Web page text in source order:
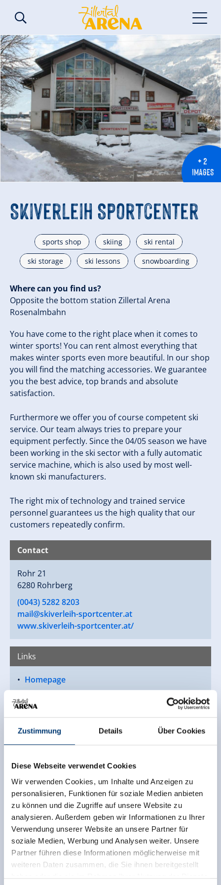
Zustimmung Details Über Cookies
Diese Webseite verwendet Cookies
Wir verwenden Cookies, um Inhalte und Anzeigen zu
personalisieren, Funktionen für soziale Medien anbieten
zu können und die Zugriffe auf unsere Website zu
analysieren. Außerdem geben wir Informationen zu Ihrer
Verwendung unserer Website an unsere Partner für
soziale Medien, Werbung und Analysen weiter. Unsere
Partner führen diese Informationen möglicherweise mit
weiteren Daten zusammen, die Sie ihnen bereitgestellt
haben oder die sie im Rahmen Ihrer Nutzung der Dienste
+ 2
IMAGES
Skiverleih Sportcenter
sports shop skiing ski rental
ski storage ski lessons snowboarding
Where can you find us?
Opposite the bottom station Zillertal Arena
Rosenalmbahn
You have come to the right place when it comes to
winter sports! You can rent almost everything that
makes winter sports even more beautiful. In our shop
you will find the matching accessories. We guarantee
you the best advice, top brands and absolute
satisfaction.
Furthermore we offer you of course competent ski
service. Our team always tries to prepare your
equipment perfectly. Since the 04/05 season we have
been working in the ski sector with a fully automatic
service machine, which is also used by most well-
known ski manufacturers.
The right mix of technology and trained service
personnel guarantees us the high quality that our
customers repeatedly confirm.
Contact
Rohr 21
6280 Rohrberg
(0043) 5282 8203
mail@skiverleih-sportcenter.at
www.skiverleih-sportcenter.at/
Links
Homepage